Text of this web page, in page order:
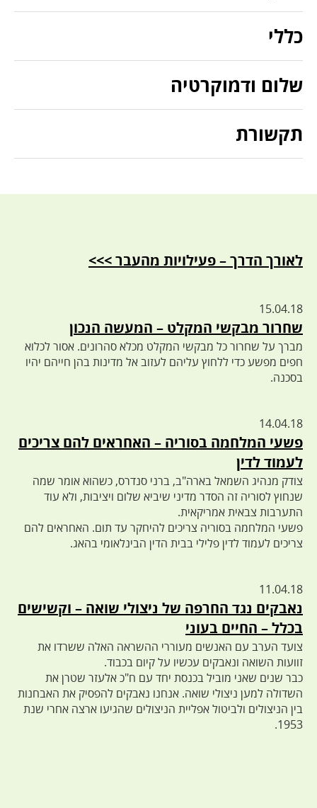
כללי
שלום ודמוקרטיה
תקשורת
לאורך הדרך – פעילויות מהעבר >>>
15.04.18
שחרור מבקשי המקלט – המעשה הנכון
מברך על שחרור כל מבקשי המקלט מכלא סהרונים. אסור לכלוא
חפים מפשע כדי ללחוץ עליהם לעזוב אל מדינות בהן חייהם יהיו
בסכנה.
14.04.18
פשעי המלחמה בסוריה – האחראים להם צריכים
לעמוד לדין
צודק מנהיג השמאל בארה"ב, ברני סנדרס, כשהוא אומר שמה
שנחוץ לסוריה זה הסדר מדיני שיביא שלום ויציבות, ולא עוד
התערבות צבאית אמריקאית.
פשעי המלחמה בסוריה צריכים להיחקר עד תום. האחראים להם
צריכים לעמוד לדין פלילי בבית הדין הבינלאומי בהאג.
11.04.18
נאבקים נגד החרפה של ניצולי שואה – וקשישים
בכלל – החיים בעוני
צועד הערב עם האנשים מעוררי ההשראה האלה ששרדו את
זוועות השואה ונאבקים עכשיו על קיום בכבוד.
כבר שנים שאני מוביל בכנסת יחד עם ח"כ אלעזר שטרן את
השדולה למען ניצולי שואה. אנחנו נאבקים להפסיק את האבחנות
בין הניצולים ולביטול אפליית הניצולים שהגיעו ארצה אחרי שנת
1953.